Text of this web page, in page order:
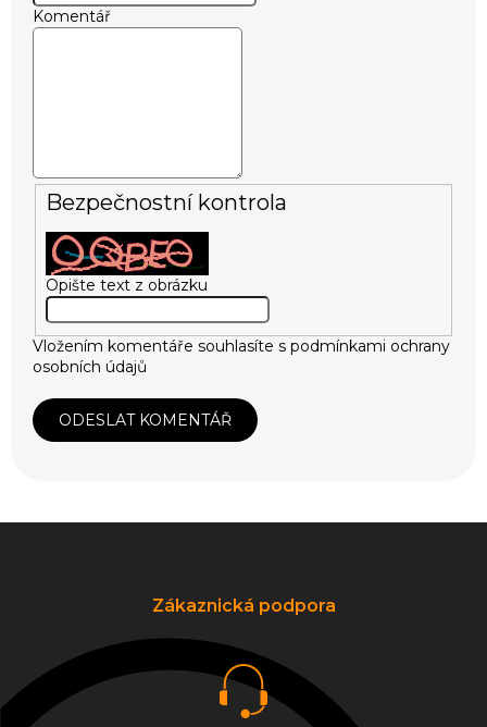
Komentář
Bezpečnostní kontrola
Opište text z obrázku
Vložením komentáře souhlasíte s podmínkami ochrany
osobních údajů
ODESLAT KOMENTÁŘ
Zákaznická podpora